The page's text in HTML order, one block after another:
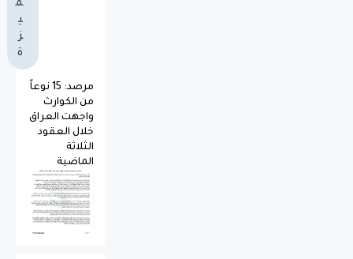
م
ي
ز
ة
مرصد: 15 نوعاً
من الكوارث
واجهت العراق
خلال العقود
الثلاثة
الماضية